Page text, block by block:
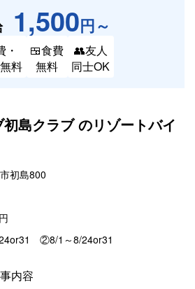
1,500円～
・
料
🍱食費
無料
👥友人
同士OK
島クラブ のリゾートバイ
初島800
②8/1～8/24or31
内容